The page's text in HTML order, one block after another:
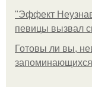
"Эффект
певицы вызвал
Готовы ли вы,